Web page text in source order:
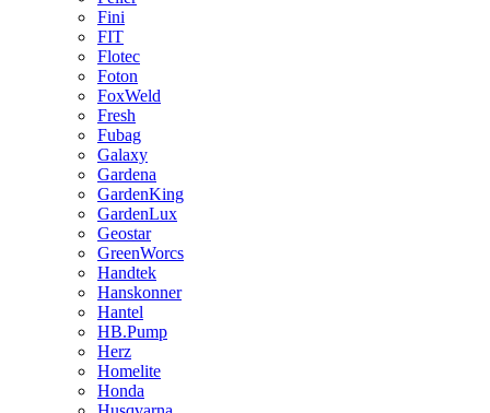
Fini
FIT
Flotec
Foton
FoxWeld
Fresh
Fubag
Galaxy
Gardena
GardenKing
GardenLux
Geostar
GreenWorcs
Handtek
Hanskonner
Hantel
HB.Pump
Herz
Homelite
Honda